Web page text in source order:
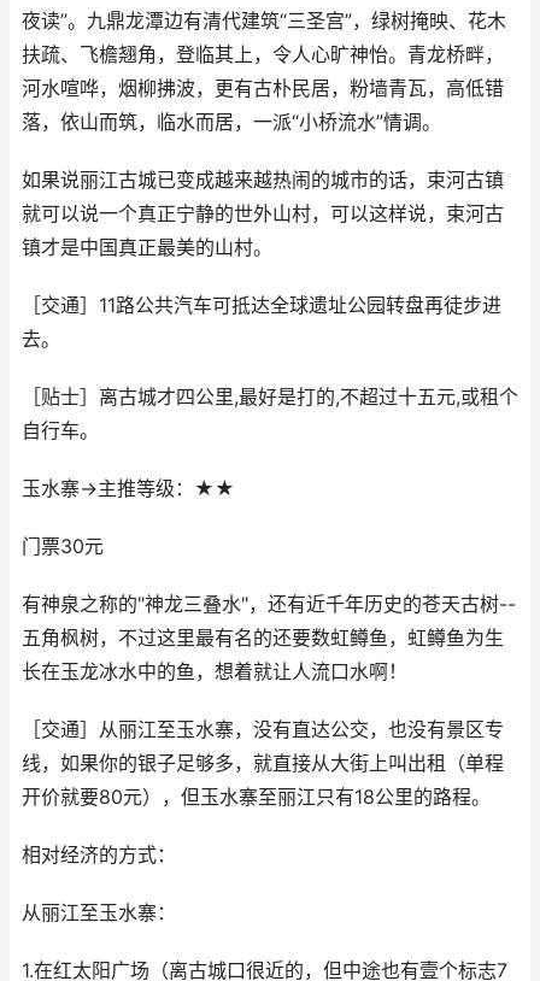
夜读”。九鼎龙潭边有清代建筑“三圣宫”，绿树掩映、花木
扶疏、飞檐翘角，登临其上，令人心旷神怡。青龙桥畔，
河水喧哗，烟柳拂波，更有古朴民居，粉墙青瓦，高低错
落，依山而筑，临水而居，一派“小桥流水”情调。
如果说丽江古城已变成越来越热闹的城市的话，束河古镇
就可以说一个真正宁静的世外山村，可以这样说，束河古
镇才是中国真正最美的山村。
［交通］11路公共汽车可抵达全球遗址公园转盘再徒步进
去。
［贴士］离古城才四公里,最好是打的,不超过十五元,或租个
自行车。
玉水寨→主推等级：★★
门票30元
有神泉之称的"神龙三叠水"，还有近千年历史的苍天古树--
五角枫树，不过这里最有名的还要数虹鳟鱼，虹鳟鱼为生
长在玉龙冰水中的鱼，想着就让人流口水啊！
［交通］从丽江至玉水寨，没有直达公交，也没有景区专
线，如果你的银子足够多，就直接从大街上叫出租（单程
开价就要80元），但玉水寨至丽江只有18公里的路程。
相对经济的方式：
从丽江至玉水寨：
1.在红太阳广场（离古城口很近的，但中途也有壹个标志7